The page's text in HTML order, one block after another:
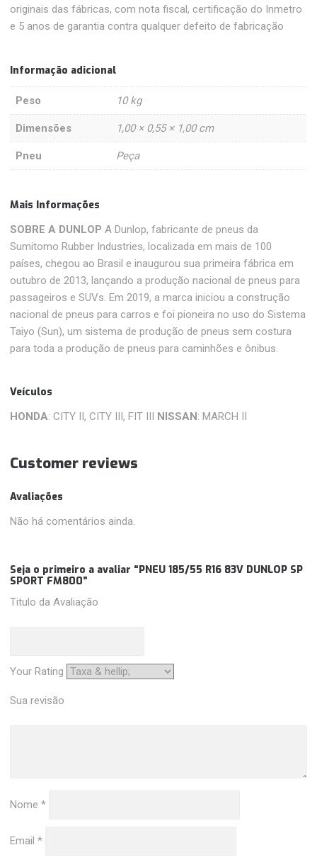
originais das fábricas, com nota fiscal, certificação do Inmetro
e 5 anos de garantia contra qualquer defeito de fabricação
Informação adicional
Peso 10 kg
Dimensões 1,00 × 0,55 × 1,00 cm
Pneu Peça
Mais Informações
SOBRE A DUNLOP A Dunlop, fabricante de pneus da
Sumitomo Rubber Industries, localizada em mais de 100
países, chegou ao Brasil e inaugurou sua primeira fábrica em
outubro de 2013, lançando a produção nacional de pneus para
passageiros e SUVs. Em 2019, a marca iniciou a construção
nacional de pneus para carros e foi pioneira no uso do Sistema
Taiyo (Sun), um sistema de produção de pneus sem costura
para toda a produção de pneus para caminhões e ônibus.
Veículos
HONDA: CITY II, CITY III, FIT III NISSAN: MARCH II
Customer reviews
Avaliações
Não há comentários ainda.
Seja o primeiro a avaliar “PNEU 185/55 R16 83V DUNLOP SP
SPORT FM800”
Titulo da Avaliação
Your Rating
Sua revisão
Nome*
Email*